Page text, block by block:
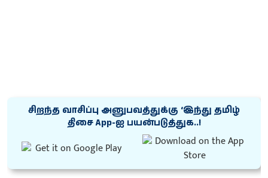
சிறந்த வாசிப்பு அனுபவத்துக்கு ‘இந்து தமிழ்
திசை App-ஐ பயன்படுத்துக..!